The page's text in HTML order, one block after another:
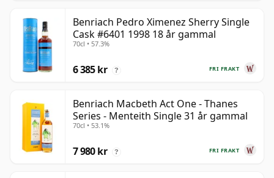
Benriach Pedro Ximenez Sherry Single
Cask #6401 1998 18 år gammal
70cl • 57.3%
FRI FRAKT
6 385 kr ?
Benriach Macbeth Act One - Thanes
Series - Menteith Single 31 år gammal
70cl • 53.1%
FRI FRAKT
7 980 kr ?